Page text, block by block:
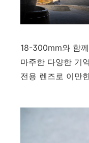
18-300mm와 함
마주한 다양한 기
전용 렌즈로 이만